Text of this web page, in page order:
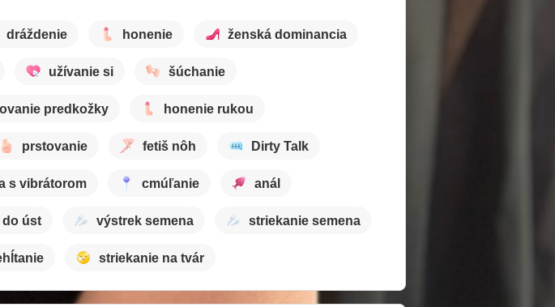
dráždenie honenie ženská dominancia
užívanie si šúchanie
predkožky honenie rukou
prstovanie fetiš nôh Dirty Talk
s vibrátorom cmúľanie anál
do úst výstrek semena striekanie semena
striekanie na tvár